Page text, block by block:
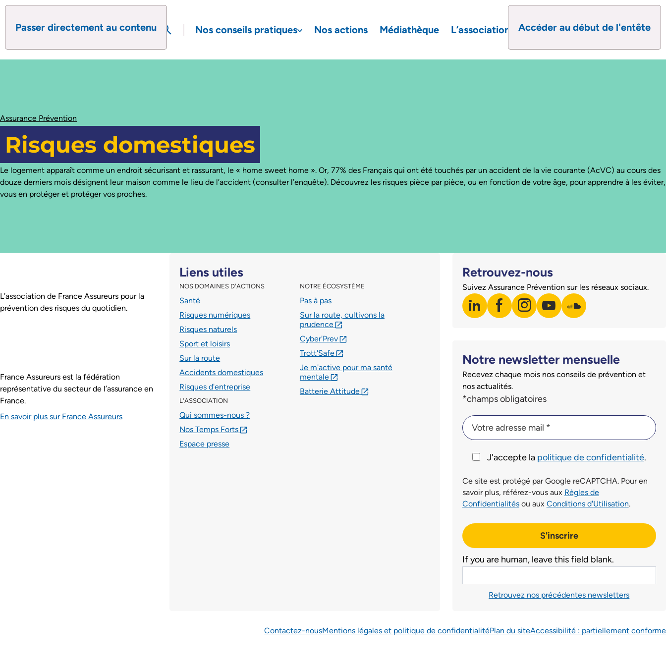
Passer directement au contenu
Ouvrir le formulaire de recherche
search Nos conseils pratiques Nos actions Médiathèque L’association Accéder au début de l'entête
Assurance Prévention
Risques domestiques
Le logement apparaît comme un endroit sécurisant et rassurant, le « home sweet home ». Or, 77% des Français qui ont été touchés par un accident de la vie courante (AcVC) au cours des
douze derniers mois désignent leur maison comme le lieu de l’accident (consulter l’enquête). Découvrez les risques pièce par pièce, ou en fonction de votre âge, pour apprendre à les éviter,
vous en protéger et protéger vos proches.
Assurance Prévention est :
L’association de France Assureurs pour la
prévention des risques du quotidien.
France Assureurs est la fédération
représentative du secteur de l’assurance en
France.
En savoir plus sur France Assureurs
Liens utiles
NOS DOMAINES D'ACTIONS
Santé
Risques numériques
Risques naturels
Sport et loisirs
Sur la route
Accidents domestiques
Risques d'entreprise
NOTRE ÉCOSYSTÈME
Pas à pas
Sur la route, cultivons la
prudence lien externe
Cyber'Prev lien externe
Trott'Safe lien externe
Je m'active pour ma santé
mentale lien externe
Batterie Attitude lien externe
L'ASSOCIATION
Qui sommes-nous ?
Nos Temps Forts lien externe
Espace presse
Retrouvez-nous
Suivez Assurance Prévention sur les réseaux sociaux.
linkedin
Visiter notre page LinkedIn
facebook
Visiter notre page Facebook
instagram
Visiter notre page Instagram
youtube
Visiter notre page Youtube
soundcloud
Visiter notre page
Notre newsletter mensuelle
Recevez chaque mois nos conseils de prévention et
nos actualités.
Champs du formulaire d'inscription à la newsletter
*champs obligatoires
Votre adresse mail *
Votre adresse mail *
J'accepte la politique de confidentialité.
Ce site est protégé par Google reCAPTCHA. Pour en
savoir plus, référez-vous aux Règles de
Confidentialitésou aux Conditions d'Utilisation.
S'inscrire
If you are human, leave this field blank.
Retrouvez nos précédentes newsletters
Contactez-nousMentions légales et politique de confidentialitéPlan du siteAccessibilité : partiellement conforme